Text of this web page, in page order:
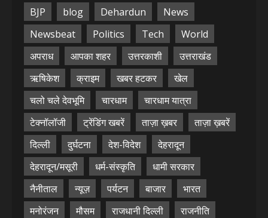
BJP blog Dehardun
News
Newsbeat
Politics Tech
World
अपराध
आपका शहर उत्तरकाशी
उत्तराखंड
ऋषिकेश
क्राइम खबर हटकर
खेल
चलो चले देवभूमि
चारधाम
चारधाम यात्रा
टेक्नॉलॉजी
ट्रेंडिंग खबरें ताज़ा ख़बर
ताज़ा ख़बरें
दिल्ली
दुर्घटना देश-विदेश
देहरादून
देहरादून/मसूरी
धर्म-संस्कृति
धामी सरकार
नैनीताल
न्यूज़ पर्यटन बाजार
भारत
मनोरंजन
मौसम राजधानी दिल्ली
राजनीति